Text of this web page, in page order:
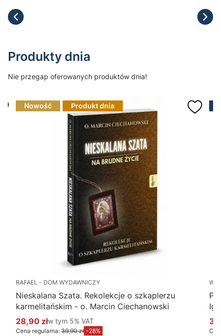
Produkty dnia
Nie przegap oferowanych produktów dnia!
Nowość Produkt dnia
RAFAEL - DOM WYDAWNICZY
Nieskalana Szata. Rekolekcje o szkaplerzu
karmelitańskim - o. Marcin Ciechanowski
Cena promocyjna brutto
28,90 złw tym %s VAT
w tym 5% VAT
Cena regularna: 39,90 zł -28%